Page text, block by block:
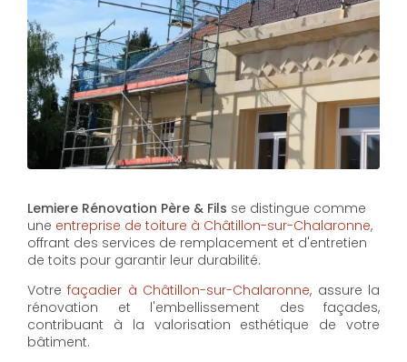
Lemiere Rénovation Père & Fils se distingue comme
une entreprise de toiture à Châtillon-sur-Chalaronne,
offrant des services de remplacement et d'entretien
de toits pour garantir leur durabilité.
Votrefaçadier à Châtillon-sur-Chalaronne, assure la
rénovation et l'embellissement des façades,
contribuant à la valorisation esthétique de votre
bâtiment.